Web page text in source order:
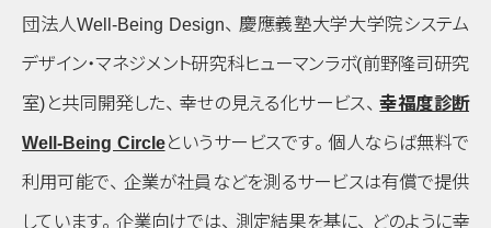
団法人Well-Being Design、 慶應義塾大学大学院システム
デザイン・マネジメント研究科ヒューマンラボ(前野隆司研究
室)と共同開発した、 幸せの見える化サービス、 幸福度診断
Well-Being Circleというサービスです。 個人ならば無料で
利用可能で、 企業が社員などを測るサービスは有償で提供
しています。 企業向けでは、 測定結果を基に、 どのように幸